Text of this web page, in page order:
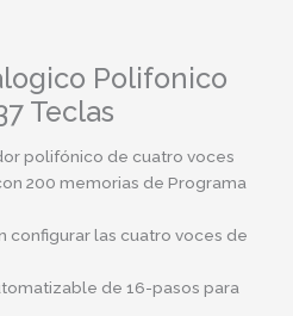
Polifonico
Teclas
polifónico de cuatro voces
200 memorias de Programa
configurar las cuatro voces de
de 16-pasos para